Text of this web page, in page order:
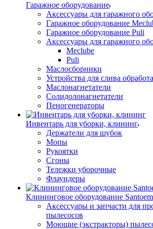
Гаражное оборудование
Аксессуары для гаражного
Гаражное оборудование
Гаражное оборудование Puli
Аксессуары для гаражного
Meclube
Puli
Маслосборники
Устройства для слива
Маслонагнетатели
Солидолонагнетатели
Пеногенераторы
Инвентарь для уборки, клининг
Держатели для шубок
Мопы
Рукоятки
Сгоны
Тележки уборочные
Флаундеры
Клининговое оборудование
Аксессуары и запчасти для
пылесосов
Моющие (экстракторы)